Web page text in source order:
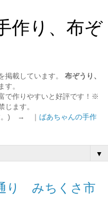
作り、布ぞ
掲載しています。 布ぞうり、
す。
で作りやすいと好評です！※
ます。
。) → ｜ ばあちゃんの手作
▼
り みちくさ市